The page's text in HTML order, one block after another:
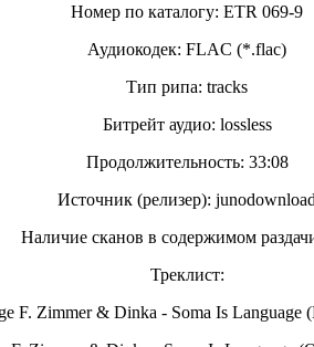
Номер по каталогу: ETR 069-9
Аудиокодек: FLAC (*.flac)
Тип рипа: tracks
Битрейт аудио: lossless
Продолжительность: 33:08
Источник (релизер):
Наличие сканов в содержимом
Треклист:
F. Zimmer & Dinka - Soma Is Language